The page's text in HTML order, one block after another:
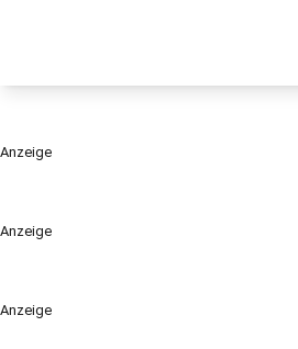
Anzeige
Anzeige
Anzeige